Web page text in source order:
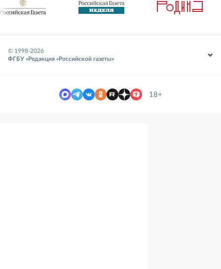
© 1998-2026
ФГБУ «Редакция «Российской газеты»
18+